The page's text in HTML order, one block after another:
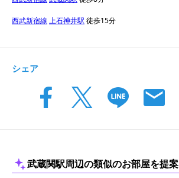
西武新宿線上石神井駅徒歩15分
シェア
武蔵関駅周辺の類似のお部屋を提案